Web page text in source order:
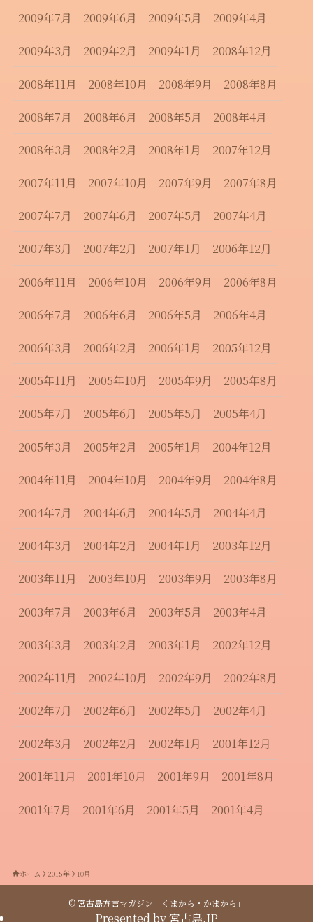
2009年7月
2009年6月 2009年5月
2009年4月
2009年3月
2009年2月 2009年1月
2008年12月
2008年11月
2008年10月 2008年9月
2008年8月
2008年7月
2008年6月 2008年5月
2008年4月
2008年3月
2008年2月 2008年1月
2007年12月
2007年11月
2007年10月 2007年9月
2007年8月
2007年7月
2007年6月 2007年5月
2007年4月
2007年3月
2007年2月 2007年1月
2006年12月
2006年11月
2006年10月 2006年9月
2006年8月
2006年7月
2006年6月 2006年5月
2006年4月
2006年3月
2006年2月 2006年1月
2005年12月
2005年11月
2005年10月 2005年9月
2005年8月
2005年7月
2005年6月 2005年5月
2005年4月
2005年3月
2005年2月 2005年1月
2004年12月
2004年11月
2004年10月 2004年9月
2004年8月
2004年7月
2004年6月 2004年5月
2004年4月
2004年3月
2004年2月 2004年1月
2003年12月
2003年11月
2003年10月 2003年9月
2003年8月
2003年7月
2003年6月 2003年5月
2003年4月
2003年3月
2003年2月 2003年1月
2002年12月
2002年11月
2002年10月 2002年9月
2002年8月
2002年7月
2002年6月 2002年5月
2002年4月
2002年3月
2002年2月 2002年1月
2001年12月
2001年11月
2001年10月 2001年9月
2001年8月
2001年7月
2001年6月 2001年5月 2001年4月
ホーム 2015年 10月
©宮古島方言マガジン「くまから・かまから」
Presented by宮古島.JP